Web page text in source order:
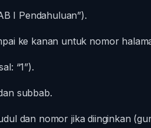
I Pendahuluan”).
ke kanan untuk nomor
“1”).
subbab.
dan nomor jika diinginkan